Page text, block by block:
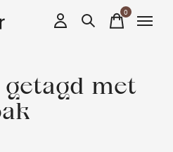
0items
met